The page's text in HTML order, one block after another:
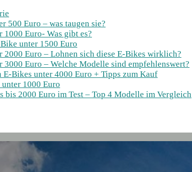
500 Euro – was taugen sie?
1000 Euro- Was gibt es?
unter 1500 Euro
2000 Euro – Lohnen sich diese E-Bikes wirklich?
3000 Euro – Welche Modelle sind empfehlenswert?
E‑Bikes unter 4000 Euro + Tipps zum Kauf
1000 Euro
bis 2000 Euro im Test – Top 4 Modelle im Vergleich